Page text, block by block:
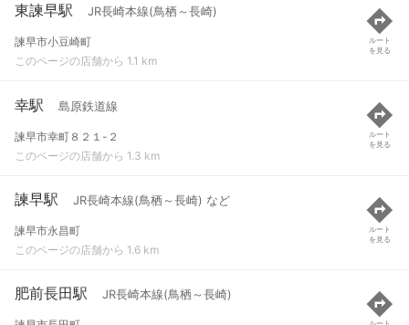
東諫早駅 JR長崎本線(鳥栖～長崎)
諫早市小豆崎町
このページの店舗から 1.1 km
ルート
を見る
幸駅 島原鉄道線
諫早市幸町８２１-２
このページの店舗から 1.3 km
ルート
を見る
諫早駅 JR長崎本線(鳥栖～長崎) など
諫早市永昌町
このページの店舗から 1.6 km
ルート
を見る
肥前長田駅 JR長崎本線(鳥栖～長崎)